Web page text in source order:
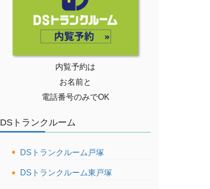
内覧予約は
お名前と
電話番号のみでOK
DSトランクルーム
DSトランクルーム戸塚
DSトランクルーム東戸塚